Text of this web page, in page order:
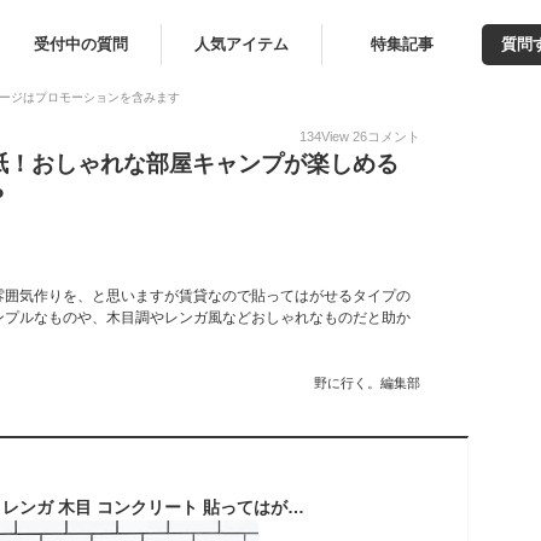
受付中の質問 人気アイテム 特集記事 質問
ジはプロモーションを含みます
134View 26コメント
おしゃれな部屋キャンプが楽しめる
気作りを、と思いますが賃貸なので貼ってはがせるタイプの
ルなものや、木目調やレンガ風などおしゃれなものだと助か
野に行く。編集部
壁紙 シール おしゃれ レンガ 木目 コンクリート 貼ってはがせる壁紙 テーブル リメイクシート タイル 防水 クロス 壁紙シール 粘着シート ウォールシート ウォールペーパー 家具 キッチン トイレ ふすま 洗面所 幅53cm 5m 1本 PEEL&STICK CSZ